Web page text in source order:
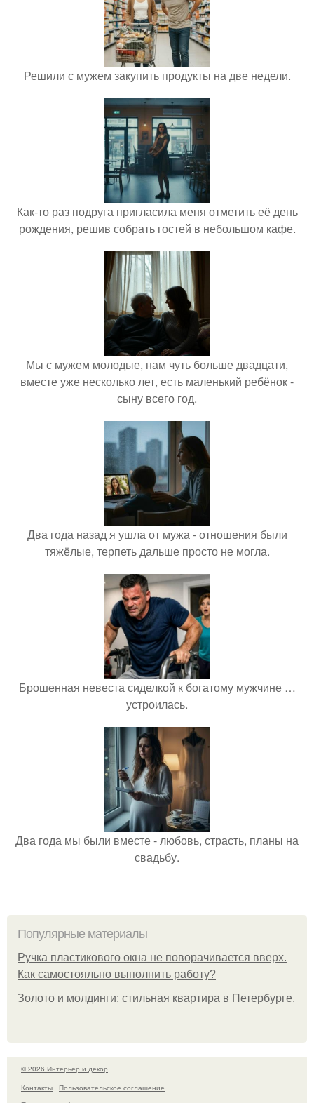
Решили с мужем закупить продукты на две недели.
Как-то раз подруга пригласила меня отметить её день
рождения, решив собрать гостей в небольшом кафе.
Мы с мужем молодые, нам чуть больше двадцати,
вместе уже несколько лет, есть маленький ребёнок -
сыну всего год.
Два года назад я ушла от мужа - отношения были
тяжёлые, терпеть дальше просто не могла.
Брошенная невеста сиделкой к богатому мужчине …
устроилась.
Два года мы были вместе - любовь, страсть, планы на
свадьбу.
Популярные материалы
Ручка пластикового окна не поворачивается вверх.
Как самостояльно выполнить работу?
Золото и молдинги: стильная квартира в Петербурге.
© 2026 Интерьер и декор
Контакты
Пользовательское соглашение